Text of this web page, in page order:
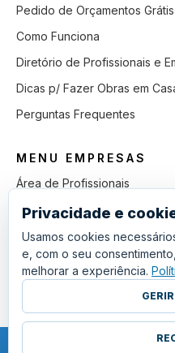
Pedido de Orçamentos Grátis
Como Funciona
Diretório de Profissionais e
Dicas p/ Fazer Obras em
Perguntas Frequentes
MENU EMPRESAS
Área de Profissionais
Como Funciona
Lista de Pedidos em Aberto
Como Ganhar mais Obras
Perguntas Frequentes
Privacidade e
Usamos cookies
e, com o seu
melhorar a experiência.